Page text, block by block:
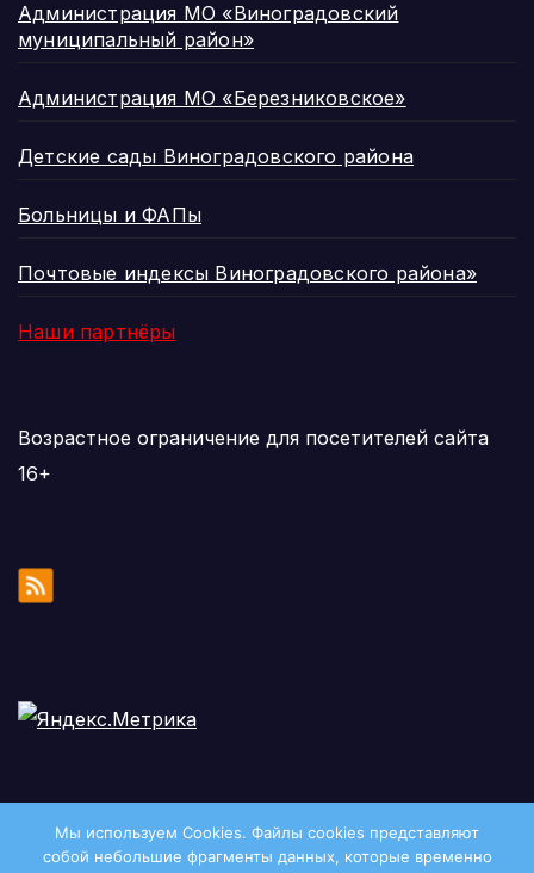
Администрация МО «Виноградовский
муниципальный район»
Администрация МО «Березниковское»
Детские сады Виноградовского района
Больницы и ФАПы
Почтовые индексы Виноградовского района»
Наши партнёры
Возрастное ограничение для посетителей сайта
16+
Мы используем Cookies. Файлы сookies представляют
собой небольшие фрагменты данных, которые временно